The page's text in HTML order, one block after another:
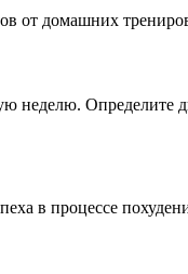
от домашних
неделю. Определите
в процессе